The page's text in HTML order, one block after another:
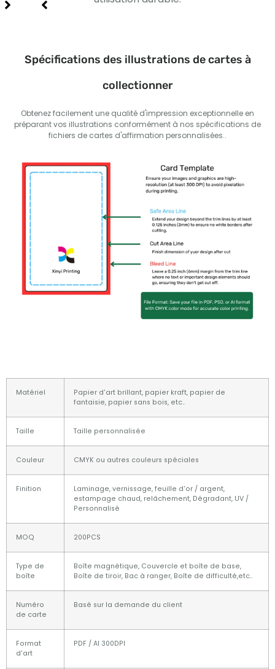
Spécifications des illustrations de cartes à
collectionner
Obtenez facilement une qualité d'impression exceptionnelle en
préparant vos illustrations conformément à nos spécifications de
fichiers de cartes d'affirmation personnalisées..
Matériel
Papier d'art brillant, papier kraft, papier de
fantaisie, papier sans bois, etc..
Taille Taille personnalisée
Couleur CMYK ou autres couleurs spéciales
Finition
Laminage, vernissage, feuille d'or / argent,
estampage chaud, relâchement, Dégradant, UV /
Personnalisé
MOQ 200PCS
Type de
boîte
Boîte magnétique, Couvercle et boîte de base,
Boîte de tiroir, Bac à ranger, Boîte de difficulté,etc..
Numéro
de carte
Basé sur la demande du client
Format
d'art
PDF / AI 300DPI